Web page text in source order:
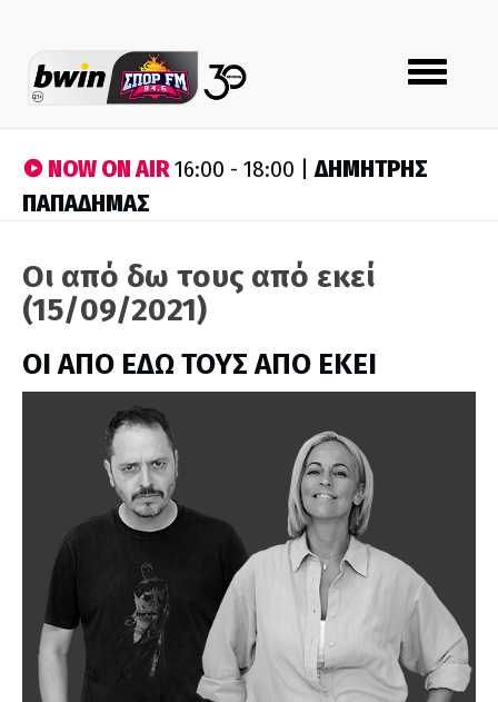
Toggle
navigation
NOW ON AIR16:00 - 18:00 |ΔΗΜΗΤΡΗΣ
ΠΑΠΑΔΗΜΑΣ
Οι από δω τους από εκεί
(15/09/2021)
ΟΙ ΑΠΟ ΕΔΩ ΤΟΥΣ ΑΠΟ ΕΚΕΙ